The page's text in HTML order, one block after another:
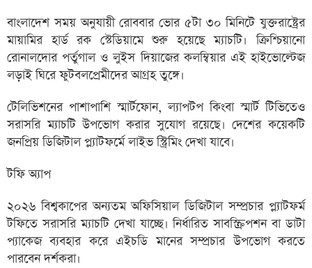
বাংলাদেশ সময় অনুযায়ী রোববার ভোর ৫টা ৩০ মিনিটে যুক্তরাষ্ট্রের
মায়ামির হার্ড রক স্টেডিয়ামে শুরু হয়েছে ম্যাচটি। ক্রিশ্চিয়ানো
রোনালদোর পর্তুগাল ও লুইস দিয়াজের কলম্বিয়ার এই হাইভোল্টেজ
লড়াই ঘিরে ফুটবলপ্রেমীদের আগ্রহ তুঙ্গে।
টেলিভিশনের পাশাপাশি স্মার্টফোন, ল্যাপটপ কিংবা স্মার্ট টিভিতেও
সরাসরি ম্যাচটি উপভোগ করার সুযোগ রয়েছে। দেশের কয়েকটি
জনপ্রিয় ডিজিটাল প্ল্যাটফর্মে লাইভ স্ট্রিমিং দেখা যাবে।
টফি অ্যাপ
২০২৬ বিশ্বকাপের অন্যতম অফিসিয়াল ডিজিটাল সম্প্রচার প্ল্যাটফর্ম
টফিতে সরাসরি ম্যাচটি দেখা যাচ্ছে। নির্ধারিত সাবস্ক্রিপশন বা ডাটা
প্যাকেজ ব্যবহার করে এইচডি মানের সম্প্রচার উপভোগ করতে
পারবেন দর্শকরা।